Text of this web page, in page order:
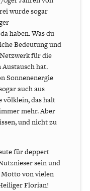
wurde sogar
haben. Was du
Bedeutung und
für die
hat.
Sonnenenergie
auch aus
völklein, das halt
mehr. Aber
und nicht zu
für deppert
sein und
Motto von vielen
Florian!